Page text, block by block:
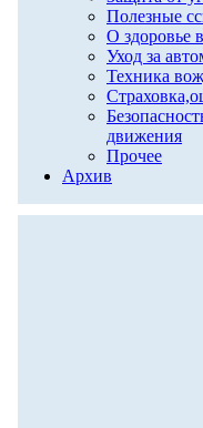
Полезные
О здоровье
Уход за
Техника
движения
Прочее
Архив